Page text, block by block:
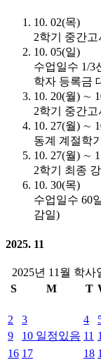
10. 02(목)
2학기 중간
10. 05(일)
수업일수 1/3
학자 등록금
10. 20(월) ∼
2학기 중간고
10. 27(월) ∼
동계 계절학
10. 27(월) ∼
2학기 최종
10. 30(목)
수업일수 60
감일)
2025. 11
2025년 11월 학
S
M T
2
3 4
9
10 일정있음 11
16 17 18